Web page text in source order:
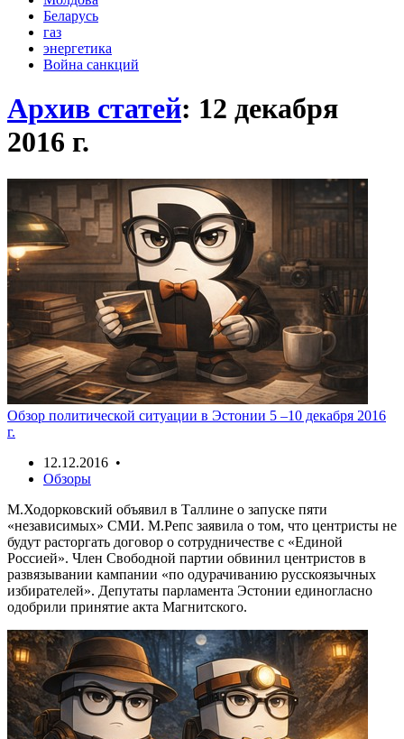
Беларусь
газ
энергетика
Война санкций
Архив статей: 12 декабря
2016 г.
Обзор политической ситуации в Эстонии 5 –10 декабря 2016
г.
12.12.2016 •
Обзоры
М.Ходорковский объявил в Таллине о запуске пяти
«независимых» СМИ. М.Репс заявила о том, что центристы не
будут расторгать договор о сотрудничестве с «Единой
Россией». Член Свободной партии обвинил центристов в
развязывании кампании «по одурачиванию русскоязычных
избирателей». Депутаты парламента Эстонии единогласно
одобрили принятие акта Магнитского.